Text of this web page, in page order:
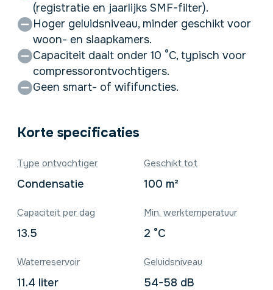
(registratie en jaarlijks SMF-filter).
Hoger geluidsniveau, minder geschikt voor
woon- en slaapkamers.
Capaciteit daalt onder 10 °C, typisch voor
compressorontvochtigers.
Geen smart- of wififuncties.
Korte specificaties
Type ontvochtiger
Condensatie
Geschikt tot
100 m²
Capaciteit per dag
13.5
Min. werktemperatuur
2 °C
Waterreservoir
11.4 liter
Geluidsniveau
54-58 dB